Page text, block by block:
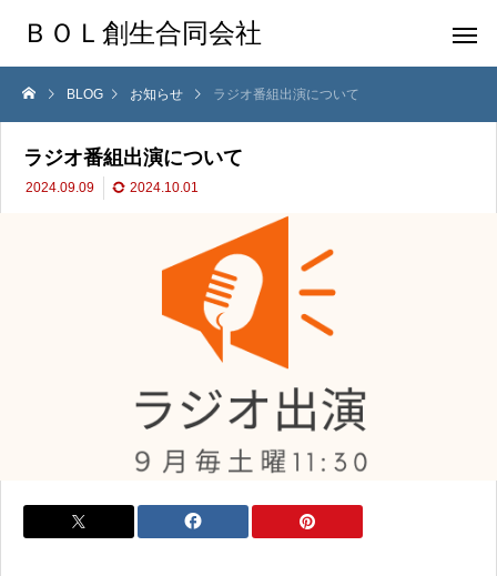
ＢＯＬ創生合同会社
BLOG お知らせ ラジオ番組出演について
ラジオ番組出演について
2024.09.09 2024.10.01